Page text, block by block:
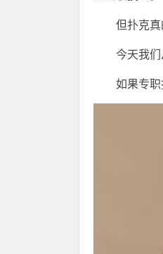
但扑克真
今天我们
如果专职